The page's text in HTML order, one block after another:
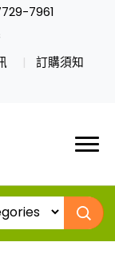
7961
訂購須知